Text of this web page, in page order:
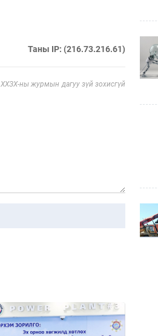
Таны IP: (216.73.216.61)
ны журмын дагуу зүй зохисгүй